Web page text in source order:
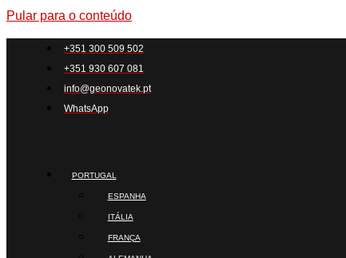
Pular para o conteúdo
+351 300 509 502
+351 930 607 081
info@geonovatek.pt
WhatsApp
PORTUGAL
ESPANHA
ITÁLIA
FRANÇA